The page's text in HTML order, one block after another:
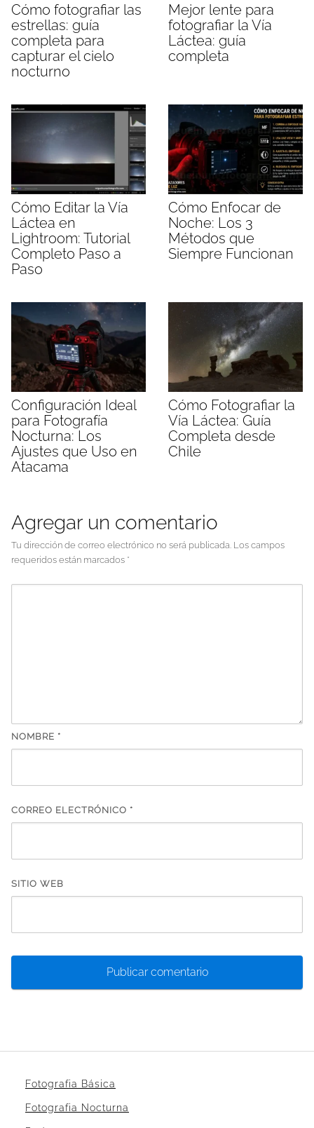
Cómo fotografiar las
estrellas: guía
completa para
capturar el cielo
nocturno
Mejor lente para
fotografiar la Vía
Láctea: guía
completa
Cómo Editar la Vía
Láctea en
Lightroom: Tutorial
Completo Paso a
Paso
Cómo Enfocar de
Noche: Los 3
Métodos que
Siempre Funcionan
Configuración Ideal
para Fotografía
Nocturna: Los
Ajustes que Uso en
Atacama
Cómo Fotografiar la
Vía Láctea: Guía
Completa desde
Chile
Agregar un comentario
Tu dirección de correo electrónico no será publicada. Los campos
requeridos están marcados *
NOMBRE *
CORREO ELECTRÓNICO *
SITIO WEB
Fotografia Básica
Fotografia Nocturna